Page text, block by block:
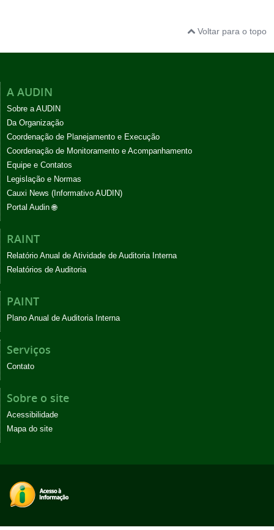
Voltar para o topo
A AUDIN
Sobre a AUDIN
Da Organização
Coordenação de Planejamento e Execução
Coordenação de Monitoramento e Acompanhamento
Equipe e Contatos
Legislação e Normas
Cauxi News (Informativo AUDIN)
Portal Audin 🌐
RAINT
Relatório Anual de Atividade de Auditoria Interna
Relatórios de Auditoria
PAINT
Plano Anual de Auditoria Interna
Serviços
Contato
Sobre o site
Acessibilidade
Mapa do site